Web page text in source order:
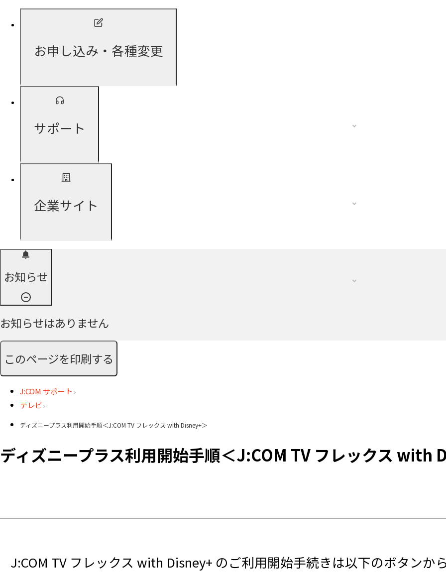
お申し込み・各種変更
サポート
企業サイト
お知らせ
お知らせはありません
このページを印刷する
J:COM サポート
テレビ
ディズニープラス利用開始手順＜J:COM TV フレックス with Disney+＞
ディズニープラス利用開始手順＜J:COM TV フレックス with
J:COM TV フレックス with Disney+ のご利用開始手続きは以下のボタンか